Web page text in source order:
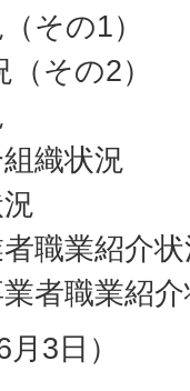
その1）
その2）
織状況
職業紹介
者職業紹
3日）